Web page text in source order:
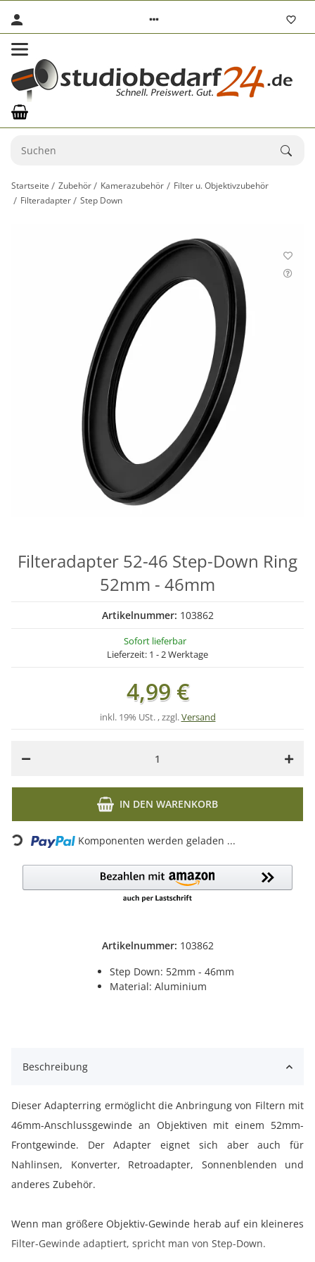
Startseite Zubehör Kamerazubehör
Filter u. Objektivzubehör
Filteradapter
Step Down
Artikelnummer: 103862
Step Down: 52mm - 46mm
Material: Aluminium
Filteradapter 52-46 Step-Down Ring
52mm - 46mm
Artikelnummer: 103862
Sofort lieferbar
Lieferzeit: 1 - 2 Werktage
4,99 €
inkl. 19% USt. , zzgl.Versand
IN DEN WARENKORB
Loading... Komponenten werden geladen ...
Beschreibung
Dieser Adapterring ermöglicht die Anbringung von Filtern mit
46mm-Anschlussgewinde an Objektiven mit einem 52mm-
Frontgewinde. Der Adapter eignet sich aber auch für
Nahlinsen, Konverter, Retroadapter, Sonnenblenden und
anderes Zubehör.
Wenn man größere Objektiv-Gewinde herab auf ein kleineres
Filter-Gewinde adaptiert, spricht man von Step-Down.